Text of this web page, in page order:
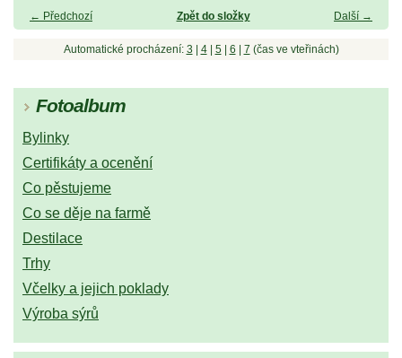
← Předchozí Další →
Zpět do složky
Automatické procházení: 3 4| 5| 6 7 (čas ve vteřinách)
Fotoalbum
Bylinky
Certifikáty a ocenění
Co pěstujeme
Co se děje na farmě
Destilace
Trhy
Včelky a jejich poklady
Výroba sýrů